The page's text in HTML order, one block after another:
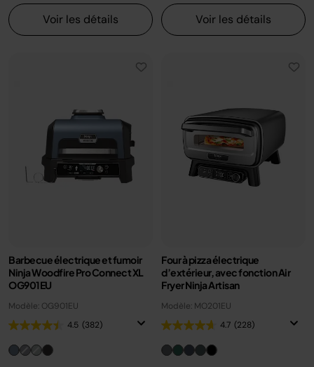
Voir les détails
Voir les détails
Barbecue électrique et fumoir
Ninja Woodfire Pro Connect XL
OG901EU
Modèle: OG901EU
4.5 (382)
Four à pizza électrique
d’extérieur, avec fonction Air
Fryer Ninja Artisan
Modèle: MO201EU
4.7 (228)